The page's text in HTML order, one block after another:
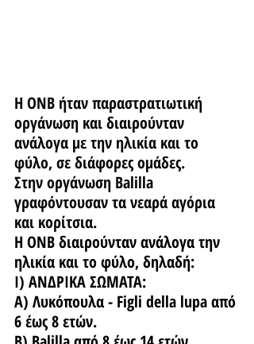
Η ONB ήταν παραστρατιωτική
οργάνωση και διαιρούνταν
ανάλογα με την ηλικία και το
φύλο, σε διάφορες ομάδες.
Στην οργάνωση Balilla
γραφόντουσαν τα νεαρά αγόρια
και κορίτσια.
H ONB διαιρούνταν ανάλογα την
ηλικία και το φύλο, δηλαδή:
Ι) ΑΝΔΡΙΚΑ ΣΩΜΑΤΑ:
Α) Λυκόπουλα - Figli della lupa από
6 έως 8 ετών.